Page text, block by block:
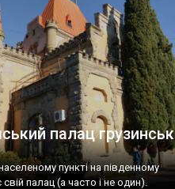
палац
пункті на південному
палац (а часто і не один).